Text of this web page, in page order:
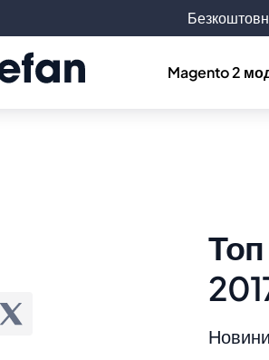
Magento 2